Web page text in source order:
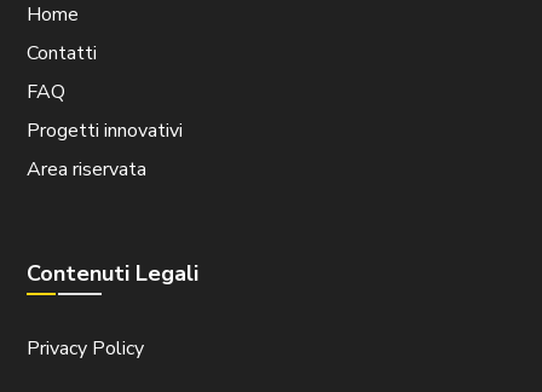
Home
Contatti
FAQ
Progetti innovativi
Area riservata
Contenuti Legali
Privacy Policy